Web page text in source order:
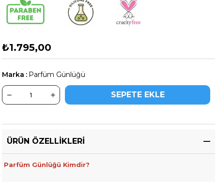
₺1.795,00
Marka : Parfüm Günlüğü
ÜRÜN ÖZELLIKLERI
Parfüm Günlüğü Kimdir?